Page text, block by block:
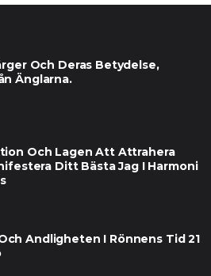
Och Deras Betydelse,
Änglarna.
Och Lagen Att Attrahera
Ditt Bästa Jag I Harmoni
Andligheten I Rönnens Tid 21